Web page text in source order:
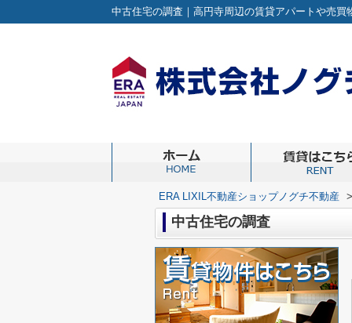
ERA LIXIL不動産ショップノグチ不動産 >
中古住宅の調査